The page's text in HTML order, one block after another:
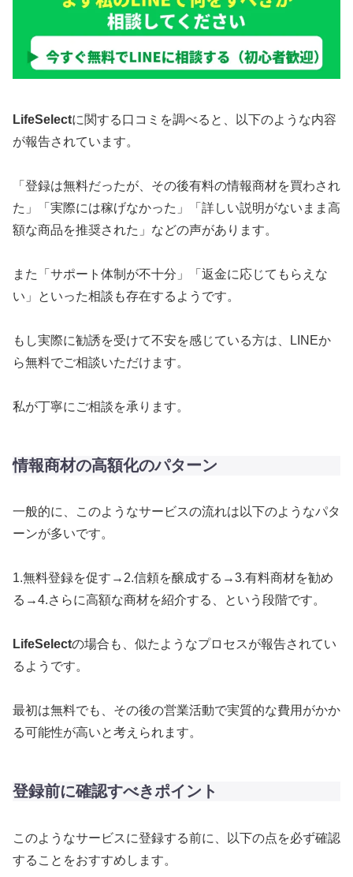
LifeSelectに関する口コミを調べると、以下のような内容
が報告されています。
「登録は無料だったが、その後有料の情報商材を買わされ
た」「実際には稼げなかった」「詳しい説明がないまま高
額な商品を推奨された」などの声があります。
また「サポート体制が不十分」「返金に応じてもらえな
い」といった相談も存在するようです。
もし実際に勧誘を受けて不安を感じている方は、LINEか
ら無料でご相談いただけます。
私が丁寧にご相談を承ります。
情報商材の高額化のパターン
一般的に、このようなサービスの流れは以下のようなパタ
ーンが多いです。
1.無料登録を促す→2.信頼を醸成する→3.有料商材を勧め
る→4.さらに高額な商材を紹介する、という段階です。
LifeSelectの場合も、似たようなプロセスが報告されてい
るようです。
最初は無料でも、その後の営業活動で実質的な費用がかか
る可能性が高いと考えられます。
登録前に確認すべきポイント
このようなサービスに登録する前に、以下の点を必ず確認
することをおすすめします。